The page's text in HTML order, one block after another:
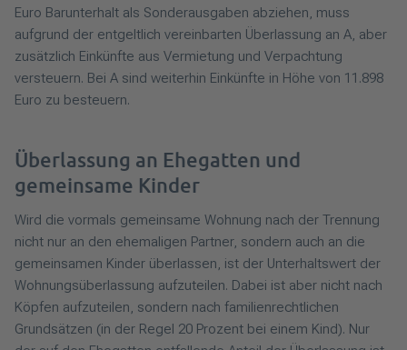
Euro Barunterhalt als Sonderausgaben abziehen, muss
aufgrund der entgeltlich vereinbarten Überlassung an A, aber
zusätzlich Einkünfte aus Vermietung und Verpachtung
versteuern. Bei A sind weiterhin Einkünfte in Höhe von 11.898
Euro zu besteuern.
Überlassung an Ehegatten und
gemeinsame Kinder
Wird die vormals gemeinsame Wohnung nach der Trennung
nicht nur an den ehemaligen Partner, sondern auch an die
gemeinsamen Kinder überlassen, ist der Unterhaltswert der
Wohnungsüberlassung aufzuteilen. Dabei ist aber nicht nach
Köpfen aufzuteilen, sondern nach familienrechtlichen
Grundsätzen (in der Regel 20 Prozent bei einem Kind). Nur